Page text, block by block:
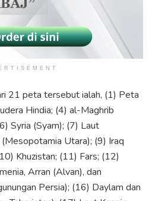
21 peta tersebut ialah, (1) Peta
Hindia; (4) al-Maghrib
Syria (Syam); (7) Laut
Utara); (9) Iraq
Khuzistan; (11) Fars; (12)
Arran (Alvan), dan
Persia); (16) Daylam dan